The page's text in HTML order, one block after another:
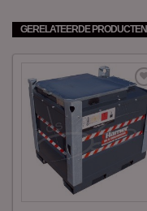
GERELATEERDE PRODUCTEN
Maak
favoriet!